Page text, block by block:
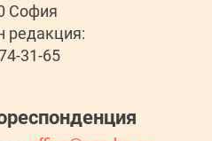
София
редакция:
31-65